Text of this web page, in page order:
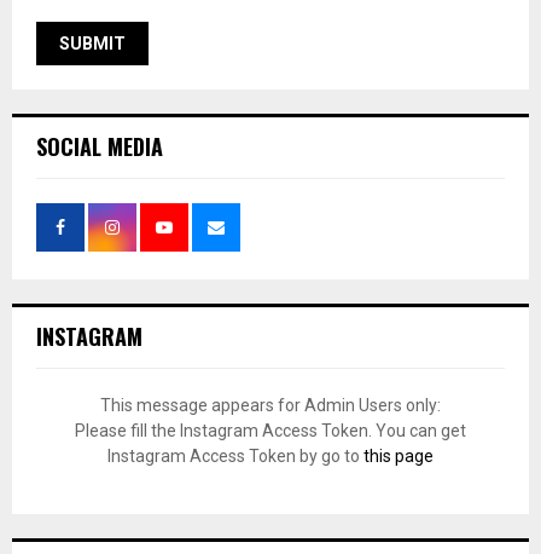
SOCIAL MEDIA
INSTAGRAM
This message appears for Admin Users only:
Please fill the Instagram Access Token. You can get
Instagram Access Token by go to this page